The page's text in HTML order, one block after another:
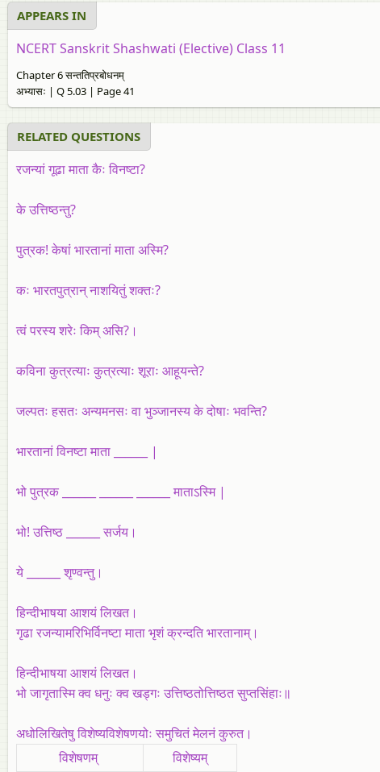
APPEARS IN
NCERT Sanskrit Shashwati (Elective) Class 11
Chapter 6 सन्ततिप्रबोधनम्
अभ्यासः | Q 5.03 | Page 41
RELATED QUESTIONS
रजन्यां गूढा माता कैः विनष्टा?
के उत्तिष्ठन्तु?
पुत्रक! केषां भारतानां माता अस्मि?
कः भारतपुत्रान्‌ नाशयितुं शक्तः?
त्वं परस्य शरेः किम्‌ असि?।
कविना कुत्रत्याः कुत्रत्याः शूराः आहूयन्ते?
जल्पतः हसतः अन्यमनसः वा भुञ्जानस्य के दोषाः भवन्ति?
भारतानां विनष्टा माता ______ |
भो पुत्रक ______ ______ ______ माताऽस्मि |
भो! उत्तिष्ठ ______ सर्जय।
ये ______ शृण्वन्तु।
हिन्दीभाषया आशयं लिखत।
गृढा रजन्यामरिभिर्विनष्टा माता भृशं क्रन्दति भारतानाम्‌।
हिन्दीभाषया आशयं लिखत।
भो जागृतास्मि क्व धनुः क्व खड्गः उत्तिष्ठतोत्तिष्ठत सुप्तसिंहाः॥
अधोलिखितेषु विशेष्यविशेषणयोः समुचितं मेलनं कुरुत।
विशेषणम्‌
विशेष्यम्‌